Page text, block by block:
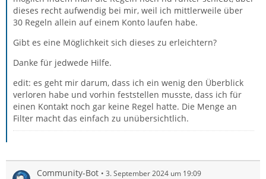
dieses recht aufwendig bei mir, weil ich mittlerweile über
30 Regeln allein auf einem Konto laufen habe.
Gibt es eine Möglichkeit sich dieses zu erleichtern?
Danke für jedwede Hilfe.
edit: es geht mir darum, dass ich ein wenig den Überblick
verloren habe und vorhin feststellen musste, dass ich für
einen Kontakt noch gar keine Regel hatte. Die Menge an
Filter macht das einfach zu unübersichtlich.
Community-Bot 3. September 2024 um 19:09